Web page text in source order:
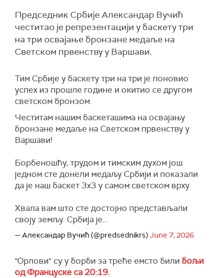
Председник Србије Александар Вучић
честитао је репрезентацији у баскету три
на три освајање бронзане медаље на
Светском првенству у Варшави.
Тим Србије у баскету три на три је поновио
успех из прошле године и окитио се другом
светском бронзом.
Честитам нашим баскеташима на освајању
бронзане медаље на Светском првенству у
Варшави!
Борбеношћу, трудом и тимским духом још
једном сте донели медаљу Србији и показали
да је наш баскет 3x3 у самом светском врху.
Хвала вам што сте достојно представљали
своју земљу. Србија је…
— Александар Вучић (@predsednikrs) June 7, 2026
"Орлови" су у борби за треће емсто били бољи
од Француске са 20:19.